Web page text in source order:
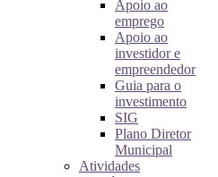
Apoio ao
emprego
Apoio ao
investidor e
empreendedor
Guia para o
investimento
SIG
Plano Diretor
Municipal
Atividades